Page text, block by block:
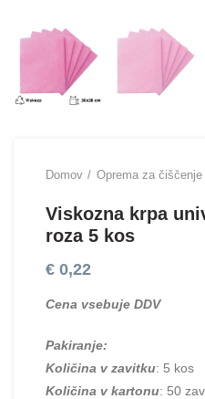
Domov Oprema za čiščenje
Viskozna krpa
roza 5 kos
€ 0,22
Cena vsebuje DDV
Pakiranje:
Količina v zavitku: 5 kos
Količina v kartonu: 50